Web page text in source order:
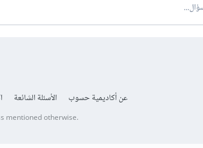
عن أكاديمية حسوب الأسئلة الشائعة
mentioned otherwise.